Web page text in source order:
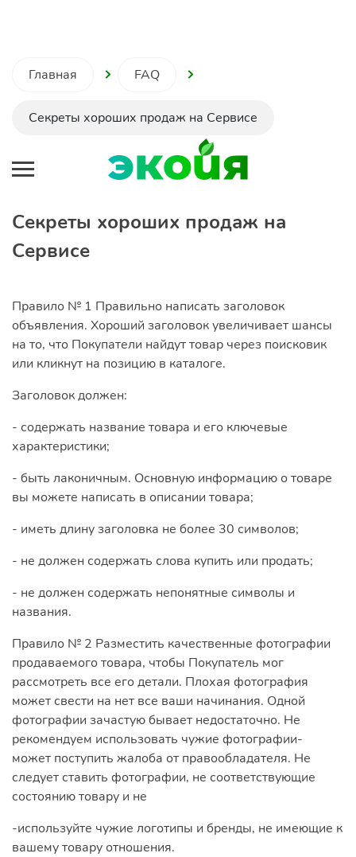
Главная FAQ
Секреты хороших продаж на Сервисе
Секреты хороших продаж на
Сервисе
Правило № 1 Правильно написать заголовок
объявления. Хороший заголовок увеличивает шансы
на то, что Покупатели найдут товар через поисковик
или кликнут на позицию в каталоге.
Заголовок должен:
- содержать название товара и его ключевые
характеристики;
- быть лаконичным. Основную информацию о товаре
вы можете написать в описании товара;
- иметь длину заголовка не более 30 символов;
- не должен содержать слова купить или продать;
- не должен содержать непонятные символы и
названия.
Правило № 2 Разместить качественные фотографии
продаваемого товара, чтобы Покупатель мог
рассмотреть все его детали. Плохая фотография
может свести на нет все ваши начинания. Одной
фотографии зачастую бывает недостаточно. Не
рекомендуем использовать чужие фотографии-
может поступить жалоба от правообладателя. Не
следует ставить фотографии, не соответствующие
состоянию товару и не
-используйте чужие логотипы и бренды, не имеющие к
вашему товару отношения.